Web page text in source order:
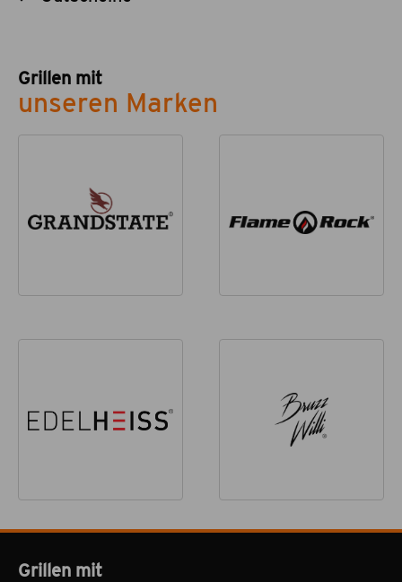
Grillen mit
unseren Marken
Grillen mit